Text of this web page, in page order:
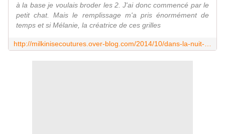
à la base je voulais broder les 2. J'ai donc commencé par le
petit chat. Mais le remplissage m'a pris énormément de
temps et si Mélanie, la créatrice de ces grilles